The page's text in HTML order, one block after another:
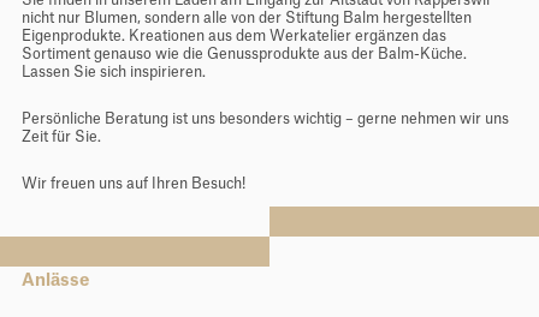
Newsletter
Kontakt
nicht nur Blumen, sondern alle von der Stiftung Balm hergestellten
Eigenprodukte. Kreationen aus dem Werkatelier ergänzen das
Sortiment genauso wie die Genussprodukte aus der Balm-Küche.
Lassen Sie sich inspirieren.
Persönliche Beratung ist uns besonders wichtig – gerne nehmen wir uns
Zeit für Sie.
Wir freuen uns auf Ihren Besuch!
Anlässe